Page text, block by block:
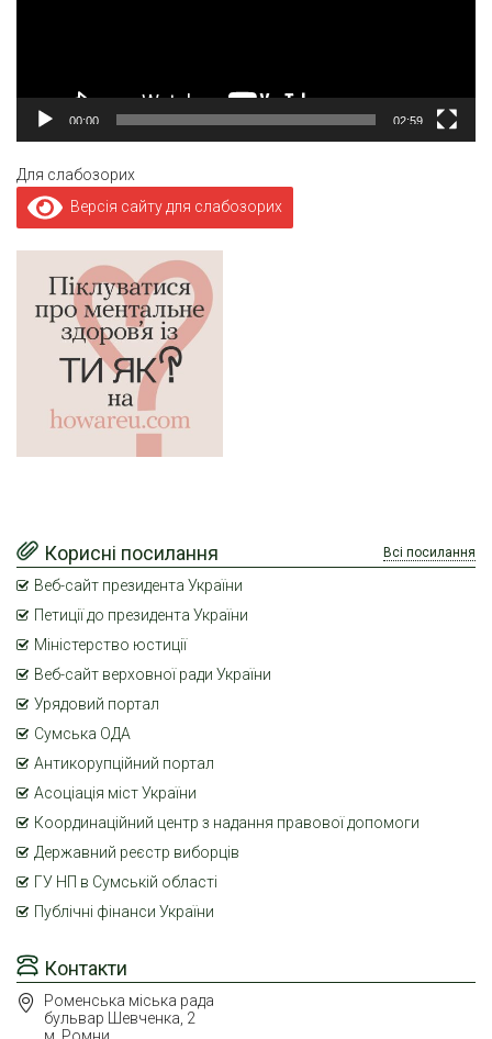
00:00 02:59
Для слабозорих
Версія сайту для слабозорих
Контакти
Роменська міська рада
бульвар Шевченка, 2
Корисні посилання Всі посилання
Веб-сайт президента України
Петиції до президента України
Міністерство юстиції
Веб-сайт верховної ради України
Урядовий портал
Сумська ОДА
Антикорупційний портал
Асоціація міст України
Координаційний центр з надання правової допомоги
Державний реєстр виборців
ГУ НП в Сумській області
Публічні фінанси України